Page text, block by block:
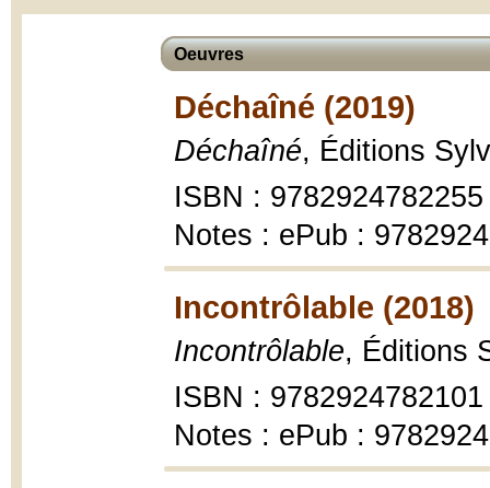
Oeuvres
Déchaîné (2019)
Déchaîné, Éditions
ISBN : 9782924782255
Notes : ePub :
Incontrôlable (2018)
Incontrôlable, Éditions
ISBN : 9782924782101
Notes : ePub :